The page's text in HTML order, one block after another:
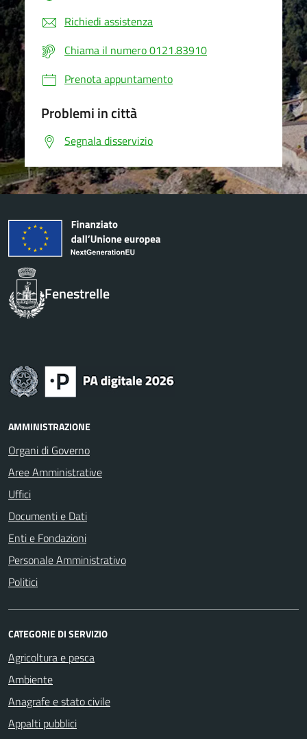
Richiedi assistenza
Chiama il numero 0121.83910
Prenota appuntamento
Problemi in città
Segnala disservizio
Fenestrelle
AMMINISTRAZIONE
Organi di Governo
Aree Amministrative
Uffici
Documenti e Dati
Enti e Fondazioni
Personale Amministrativo
Politici
CATEGORIE DI SERVIZIO
Agricoltura e pesca
Ambiente
Anagrafe e stato civile
Appalti pubblici